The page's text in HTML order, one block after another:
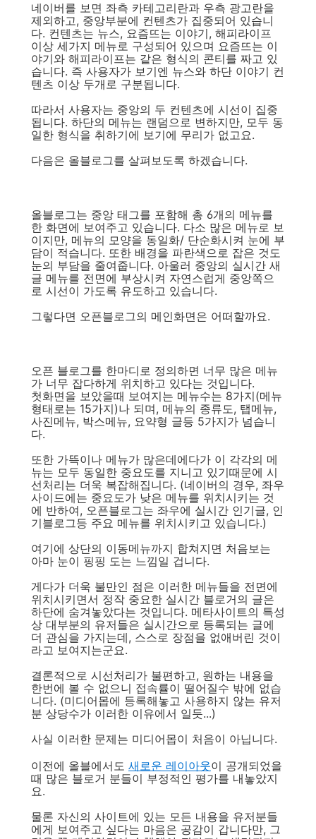
네이버를 보면 좌측 카테고리란과 우측 광고란을
제외하고, 중앙부분에 컨텐츠가 집중되어 있습니
다. 컨텐츠는 뉴스, 요즘뜨는 이야기, 해피라이프
이상 세가지 메뉴로 구성되어 있으며 요즘뜨는 이
야기와 해피라이프는 같은 형식의 콘티를 짜고 있
습니다. 즉 사용자가 보기엔 뉴스와 하단 이야기 컨
텐츠 이상 두개로 구분됩니다.
따라서 사용자는 중앙의 두 컨텐츠에 시선이 집중
됩니다. 하단의 메뉴는 랜덤으로 변하지만, 모두 동
일한 형식을 취하기에 보기에 무리가 없고요.
다음은 올블로그를 살펴보도록 하겠습니다.
올블로그는 중앙 태그를 포함해 총 6개의 메뉴를
한 화면에 보여주고 있습니다. 다소 많은 메뉴로 보
이지만, 메뉴의 모양을 동일화/ 단순화시켜 눈에 부
담이 적습니다. 또한 배경을 파란색으로 잡은 것도
눈의 부담을 줄여줍니다. 아울러 중앙의 실시간 새
글 메뉴를 전면에 부상시켜 자연스럽게 중앙쪽으
로 시선이 가도록 유도하고 있습니다.
그렇다면 오픈블로그의 메인화면은 어떠할까요.
오픈 블로그를 한마디로 정의하면 너무 많은 메뉴
가 너무 잡다하게 위치하고 있다는 것입니다.
첫화면을 보았을때 보여지는 메뉴수는 8가지(메뉴
형태로는 15가지)나 되며, 메뉴의 종류도, 탭메뉴,
사진메뉴, 박스메뉴, 요약형 글등 5가지가 넘습니
다.
또한 가뜩이나 메뉴가 많은데에다가 이 각각의 메
뉴는 모두 동일한 중요도를 지니고 있기때문에 시
선처리는 더욱 복잡해집니다. (네이버의 경우, 좌우
사이드에는 중요도가 낮은 메뉴를 위치시키는 것
에 반하여, 오픈블로그는 좌우에 실시간 인기글, 인
기블로그등 주요 메뉴를 위치시키고 있습니다.)
여기에 상단의 이동메뉴까지 합쳐지면 처음보는
아마 눈이 핑핑 도는 느낌일 겁니다.
게다가 더욱 불만인 점은 이러한 메뉴들을 전면에
위치시키면서 정작 중요한 실시간 블로거의 글은
하단에 숨겨놓았다는 것입니다. 메타사이트의 특성
상 대부분의 유저들은 실시간으로 등록되는 글에
더 관심을 가지는데, 스스로 장점을 없애버린 것이
라고 보여지는군요.
결론적으로 시선처리가 불편하고, 원하는 내용을
한번에 볼 수 없으니 접속률이 떨어질수 밖에 없습
니다. (미디어몹에 등록해놓고 사용하지 않는 유저
분 상당수가 이러한 이유에서 일듯...)
사실 이러한 문제는 미디어몹이 처음이 아닙니다.
이전에 올블에서도 새로운 레이아웃이 공개되었을
때 많은 블로거 분들이 부정적인 평가를 내놓았지
요.
물론 자신의 사이트에 있는 모든 내용을 유저분들
에게 보여주고 싶다는 마음은 공감이 갑니다만, 그